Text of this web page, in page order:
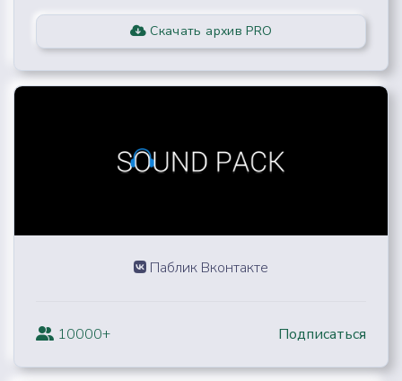
Скачать архив PRO
Паблик Вконтакте
10000+ Подписаться